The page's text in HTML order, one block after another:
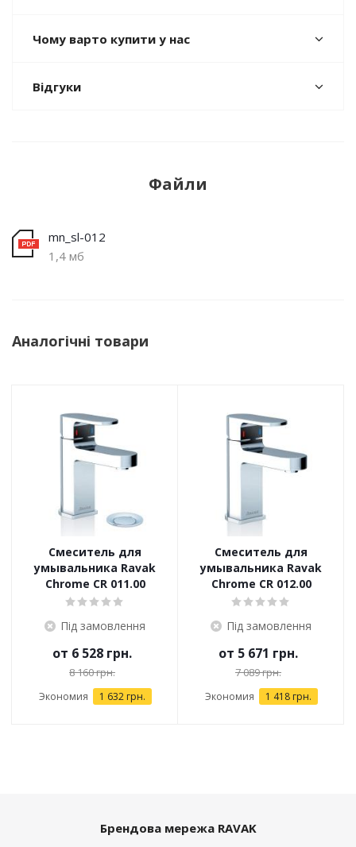
Чому варто купити у нас
Відгуки
Файли
mn_sl-012
1,4 мб
Аналогічні товари
Смеситель для
умывальника Ravak
Chrome CR 011.00
Під замовлення
от 6 528 грн.
8 160 грн.
Экономия 1 632 грн.
Смеситель для
умывальника Ravak
Chrome CR 012.00
Під замовлення
от 5 671 грн.
7 089 грн.
Экономия 1 418 грн.
Брендова мережа RAVAK